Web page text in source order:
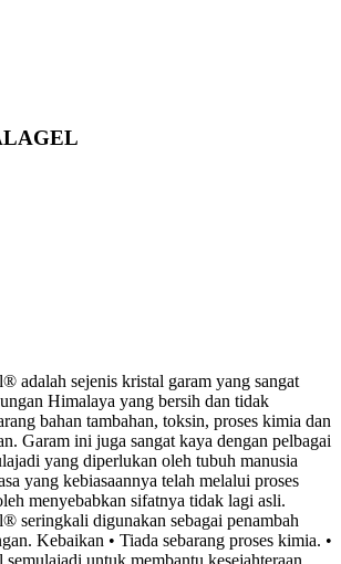
adalah sejenis kristal garam yang sangat
Himalaya yang bersih dan tidak
bahan tambahan, toksin, proses kimia dan
Garam ini juga sangat kaya dengan pelbagai
yang diperlukan oleh tubuh manusia
yang kebiasaannya telah melalui proses
menyebabkan sifatnya tidak lagi asli.
seringkali digunakan sebagai penambah
Kebaikan • Tiada sebarang proses kimia. •
untuk membantu kesejahteraan